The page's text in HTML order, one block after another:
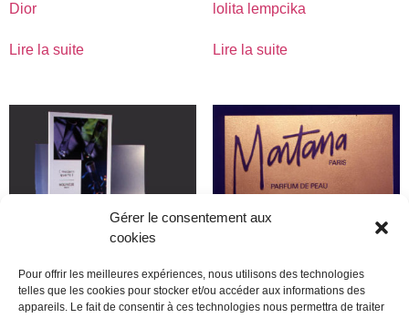
Gérer le consentement aux
cookies
Pour offrir les meilleures expériences, nous utilisons des technologies
telles que les cookies pour stocker et/ou accéder aux informations des
appareils. Le fait de consentir à ces technologies nous permettra de traiter
Dior
Lire la suite
lolita lempcika
Lire la suite